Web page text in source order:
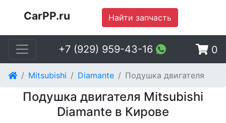
CarPP.ru Найти запчасть
+7 (929) 959-43-16 0
Mitsubishi Diamante Подушка двигателя
Подушка двигателя Mitsubishi
Diamante в Кирове